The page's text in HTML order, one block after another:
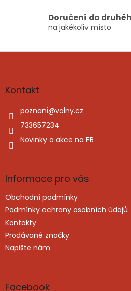
Doručení do
na jakékoliv místo
Z
aKontakt
poznani@volny.cz
733657234
Novinky a akce na FB
Informace pro vás
Obchodní podmínky
Podmínky ochrany osobních údajů
Kontakty
Prodávané značky
Napište nám
Facebook